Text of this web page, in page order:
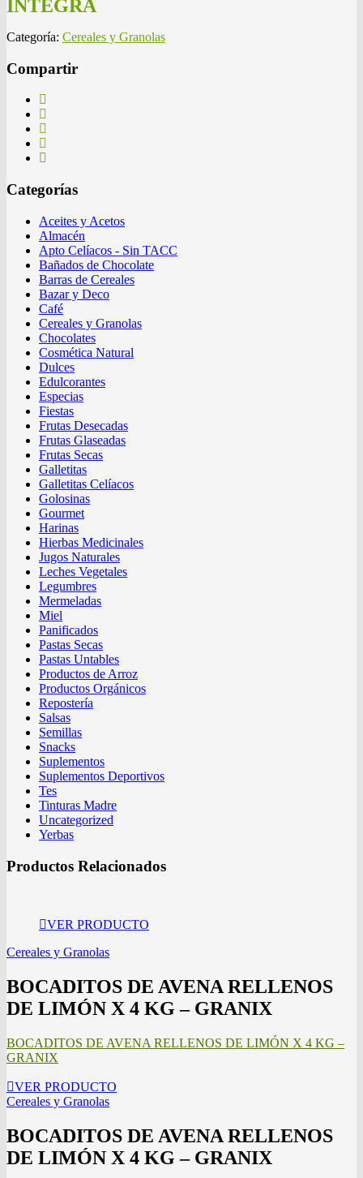
INTEGRA
Categoría: Cereales y Granolas
Compartir
Categorías
Aceites y Acetos
Almacén
Apto Celíacos - Sin TACC
Bañados de Chocolate
Barras de Cereales
Bazar y Deco
Café
Cereales y Granolas
Chocolates
Cosmética Natural
Dulces
Edulcorantes
Especias
Fiestas
Frutas Desecadas
Frutas Glaseadas
Frutas Secas
Galletitas
Galletitas Celíacos
Golosinas
Gourmet
Harinas
Hierbas Medicinales
Jugos Naturales
Leches Vegetales
Legumbres
Mermeladas
Miel
Panificados
Pastas Secas
Pastas Untables
Productos de Arroz
Productos Orgánicos
Repostería
Salsas
Semillas
Snacks
Suplementos
Suplementos Deportivos
Tes
Tinturas Madre
Uncategorized
Yerbas
Productos Relacionados
VER PRODUCTO
Cereales y Granolas
BOCADITOS DE AVENA RELLENOS
DE LIMÓN X 4 KG – GRANIX
BOCADITOS DE AVENA RELLENOS DE LIMÓN X 4 KG –
GRANIX
VER PRODUCTO
Cereales y Granolas
BOCADITOS DE AVENA RELLENOS
DE LIMÓN X 4 KG – GRANIX